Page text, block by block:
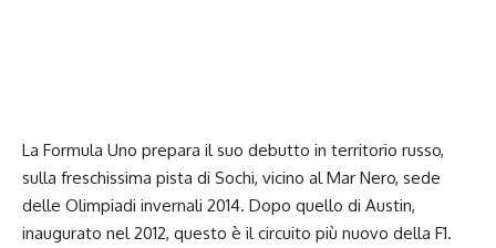
La Formula Uno prepara il suo debutto in territorio russo,
sulla freschissima pista di Sochi, vicino al Mar Nero, sede
delle Olimpiadi invernali 2014. Dopo quello di Austin,
inaugurato nel 2012, questo è il circuito più nuovo della F1.